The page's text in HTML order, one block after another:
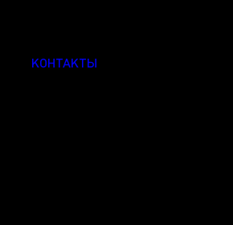
КОНТАКТЫ